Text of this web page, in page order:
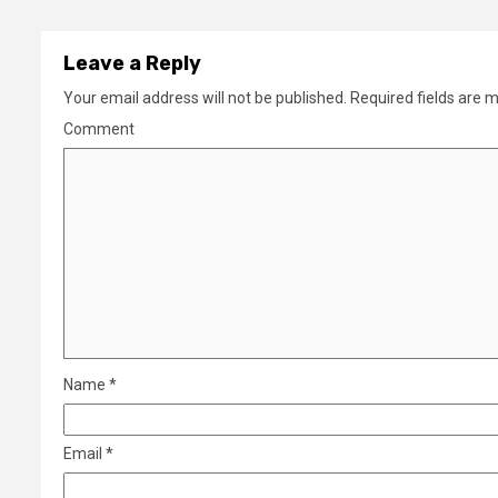
Leave a Reply
Your email address will not be published. Required fields are
Comment
Name *
Email *